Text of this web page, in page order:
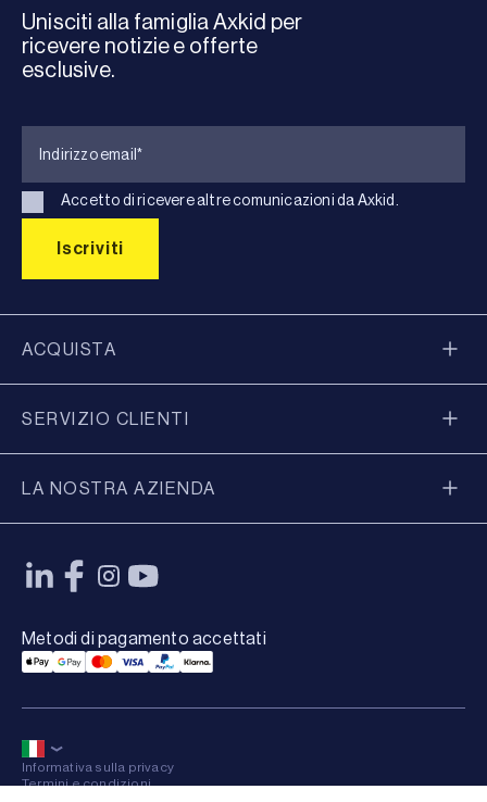
Unisciti alla famiglia Axkid per
ricevere notizie e offerte
esclusive.
Accetto di ricevere altre comunicazioni da Axkid.
ACQUISTA
SERVIZIO CLIENTI
LA NOSTRA AZIENDA
Metodi di pagamento accettati
Applepay Payment
Googlepay Payment
Mastercard Payment
Visa Payment
Paypal Payment
Klarna Payment
Informativa sulla privacy
Termini e condizioni